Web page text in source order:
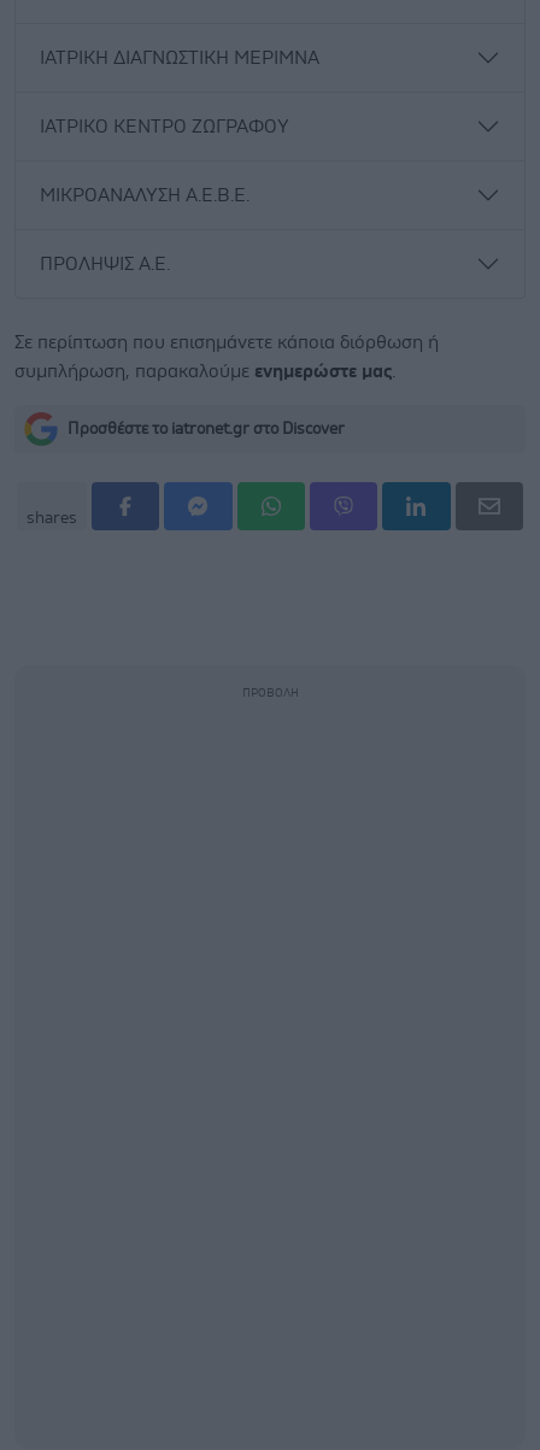
ΙΑΤΡΙΚΗ ΔΙΑΓΝΩΣΤΙΚΗ ΜΕΡΙΜΝΑ
ΙΑΤΡΙΚΟ ΚΕΝΤΡΟ ΖΩΓΡΑΦΟΥ
ΜΙΚΡΟΑΝΑΛΥΣΗ Α.Ε.Β.Ε.
ΠΡΟΛΗΨΙΣ Α.Ε.
Σε περίπτωση που επισημάνετε κάποια διόρθωση ή
συμπλήρωση, παρακαλούμε ενημερώστε μας
Προσθέστε το iatronet.gr στο Discover
shares